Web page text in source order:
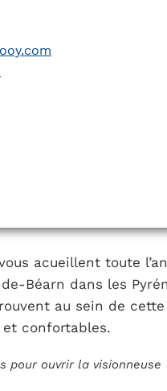
acueillent toute
Béarn dans les
au sein de
confortables.
pour ouvrir la visionneuse